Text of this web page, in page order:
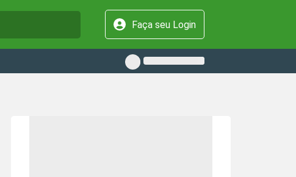
Faça seu Login